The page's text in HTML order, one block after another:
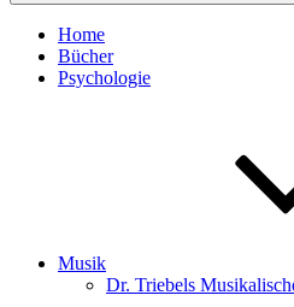
Home
Bücher
Psychologie
Musik
Dr. Triebels